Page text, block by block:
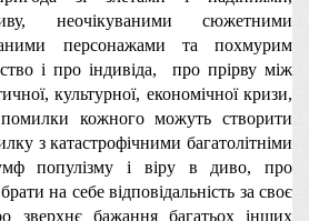
неочікуваними сюжетними
персонажами та похмурим
і про індивіда,  про прірву між
культурної, економічної кризи,
кожного можуть створити
з катастрофічними багатолітніми
популізму і віру в диво, про
на себе відповідальність за своє
зверхнє бажання багатьох інших